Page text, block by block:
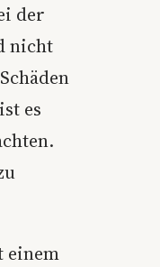
der
nicht
es
einem